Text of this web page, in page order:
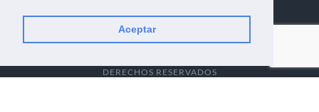
Aceptar
DERECHOS RESERVADOS